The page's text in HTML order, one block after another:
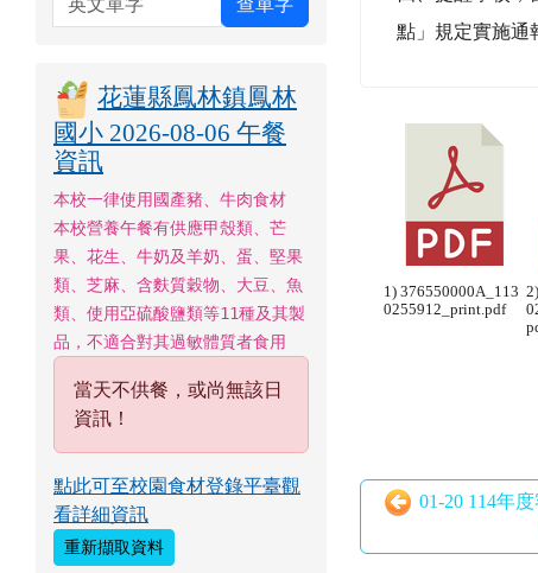
花蓮縣鳳林鎮鳳林
資訊
本校一律使用國產豬、牛肉食材
本校營養午餐有供應甲殼類、芒
類、芝麻、含麩質穀物、大豆、魚
類、使用亞硫酸鹽類等11種及其製
品，不適合對其過敏體質者食用
當天不供餐，或尚無該日
資訊！
點此可至校園食材登錄平臺觀
重新擷取資料
好站推薦
1) 376550000A_113
0255912_print.pdf